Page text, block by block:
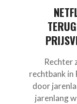
Rechter
rechtbank in
door
jarenlang